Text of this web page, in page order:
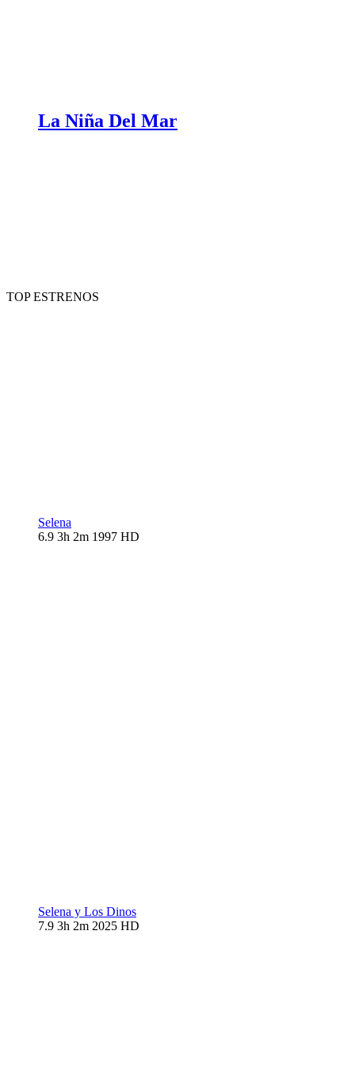
La Niña Del Mar
TOP ESTRENOS
Selena
6.9 3h 2m 1997 HD
Selena y Los Dinos
7.9 3h 2m 2025 HD